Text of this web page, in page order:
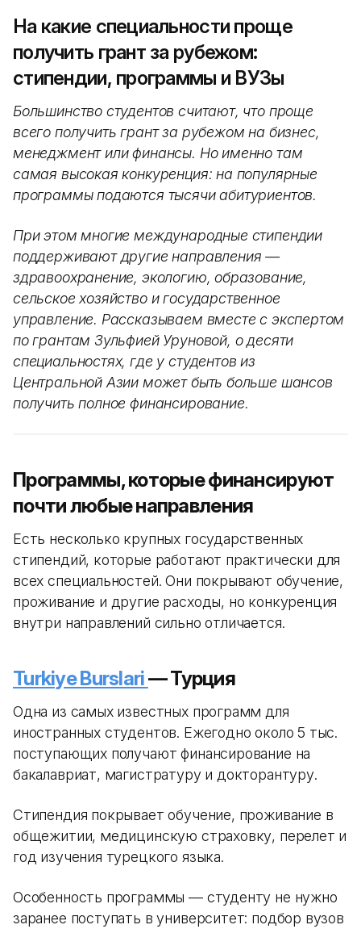
На какие специальности проще
получить грант за рубежом:
стипендии, программы и ВУЗы
Большинство студентов считают, что проще
всего получить грант за рубежом на бизнес,
менеджмент или финансы. Но именно там
самая высокая конкуренция: на популярные
программы подаются тысячи абитуриентов.
При этом многие международные стипендии
поддерживают другие направления —
здравоохранение, экологию, образование,
сельское хозяйство и государственное
управление. Рассказываем вместе с экспертом
по грантам Зульфией Уруновой, о десяти
специальностях, где у студентов из
Центральной Азии может быть больше шансов
получить полное финансирование.
Программы, которые финансируют
почти любые направления
Есть несколько крупных государственных
стипендий, которые работают практически для
всех специальностей. Они покрывают обучение,
проживание и другие расходы, но конкуренция
внутри направлений сильно отличается.
Turkiye Burslari— Турция
Одна из самых известных программ для
иностранных студентов. Ежегодно около 5 тыс.
поступающих получают финансирование на
бакалавриат, магистратуру и докторантуру.
Стипендия покрывает обучение, проживание в
общежитии, медицинскую страховку, перелет и
год изучения турецкого языка.
Особенность программы — студенту не нужно
заранее поступать в университет: подбор вузов